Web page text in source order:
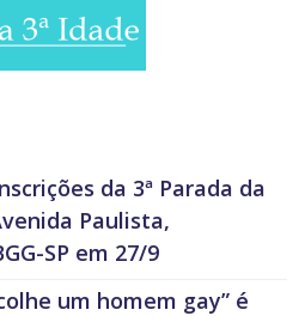
da 3ª Parada da
Paulista,
SP em 27/9
um homem gay” é